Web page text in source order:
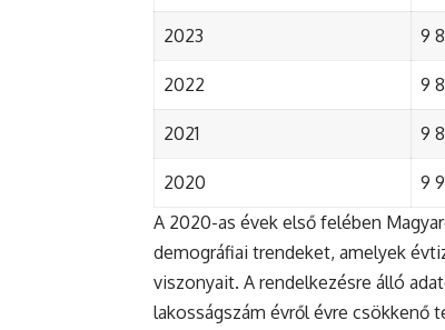
2023 9
2022 9
2021 9
2020
9
A 2020-as évek első felében
demográfiai trendeket, amelyek
viszonyait. A rendelkezésre álló
lakosságszám évről évre csökkenő